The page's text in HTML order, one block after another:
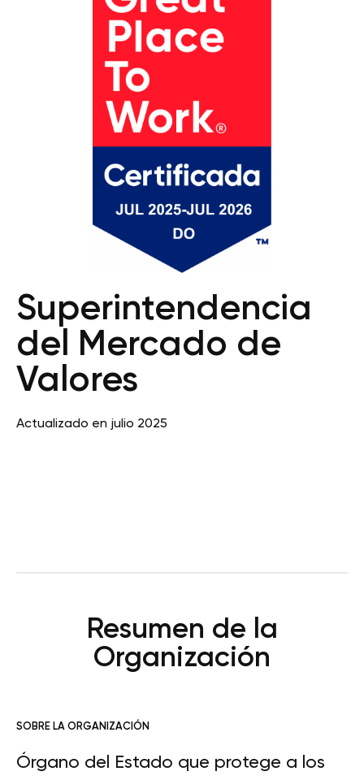
Superintendencia
del Mercado de
Valores
Actualizado en julio 2025
Resumen de la
Organización
SOBRE LA ORGANIZACIÓN
Órgano del Estado que protege a los